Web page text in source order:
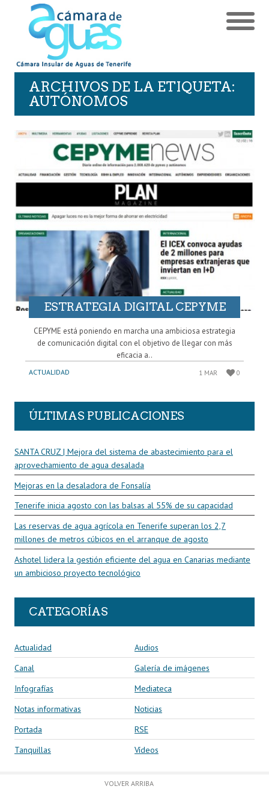
ARCHIVOS DE LA ETIQUETA:
AUTÓNOMOS
ESTRATEGIA DIGITAL CEPYME
CEPYME está poniendo en marcha una ambiciosa estrategia
de comunicación digital con el objetivo de llegar con más
eficacia a..
ACTUALIDAD 1 MAR 0
ÚLTIMAS PUBLICACIONES
SANTA CRUZ | Mejora del sistema de abastecimiento para el
aprovechamiento de agua desalada
Mejoras en la desaladora de Fonsalía
Tenerife inicia agosto con las balsas al 55% de su capacidad
Las reservas de agua agrícola en Tenerife superan los 2,7
millones de metros cúbicos en el arranque de agosto
Ashotel lidera la gestión eficiente del agua en Canarias mediante
un ambicioso proyecto tecnológico
CATEGORÍAS
Actualidad
Audios
Canal
Galería de imágenes
Infografías
Mediateca
Notas informativas
Noticias
Portada
RSE
Tanquillas
Vídeos
VOLVER ARRIBA